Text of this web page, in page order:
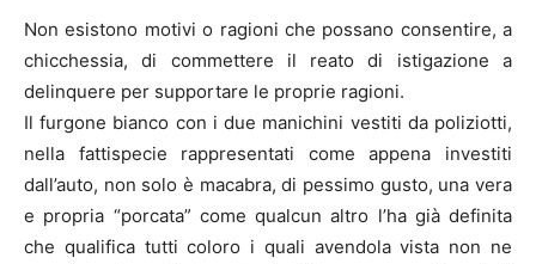
Non esistono motivi o ragioni che possano consentire, a
chicchessia, di commettere il reato di istigazione a
delinquere per supportare le proprie ragioni.
Il furgone bianco con i due manichini vestiti da poliziotti,
nella fattispecie rappresentati come appena investiti
dall’auto, non solo è macabra, di pessimo gusto, una vera
e propria “porcata” come qualcun altro l’ha già definita
che qualifica tutti coloro i quali avendola vista non ne